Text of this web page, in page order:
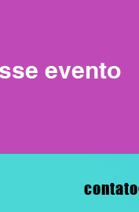
evento